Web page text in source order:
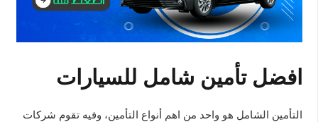
افضل تأمين شامل للسيارات
التأمين الشامل هو واحد من اهم أنواع التأمين، وفيه تقوم شركات